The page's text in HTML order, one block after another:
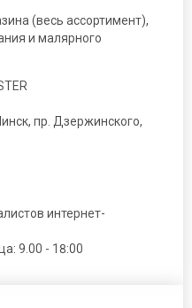
(весь ассортимент),
и малярного
пр. Дзержинского,
интернет-
9.00 - 18:00